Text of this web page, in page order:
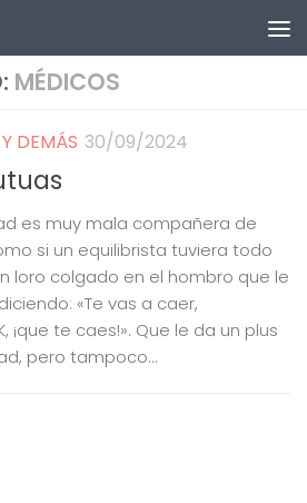
MÉDICOS
DEMÁS 30/09/2024
es muy mala compañera de
si un equilibrista tuviera todo
loro colgado en el hombro que le
«Te vas a caer,
¡que te caes!». Que le da un plus
pero tampoco...